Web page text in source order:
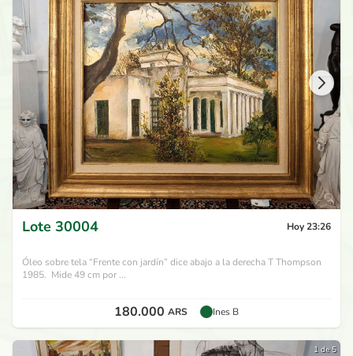
Lote 30004 Hoy 23:26
Óleo sobre tela “Frente con jardín” dice abajo a la derecha T Thompson
1985. Mide 49 cm por ...
180.000 ARS Ines B
1 de 5